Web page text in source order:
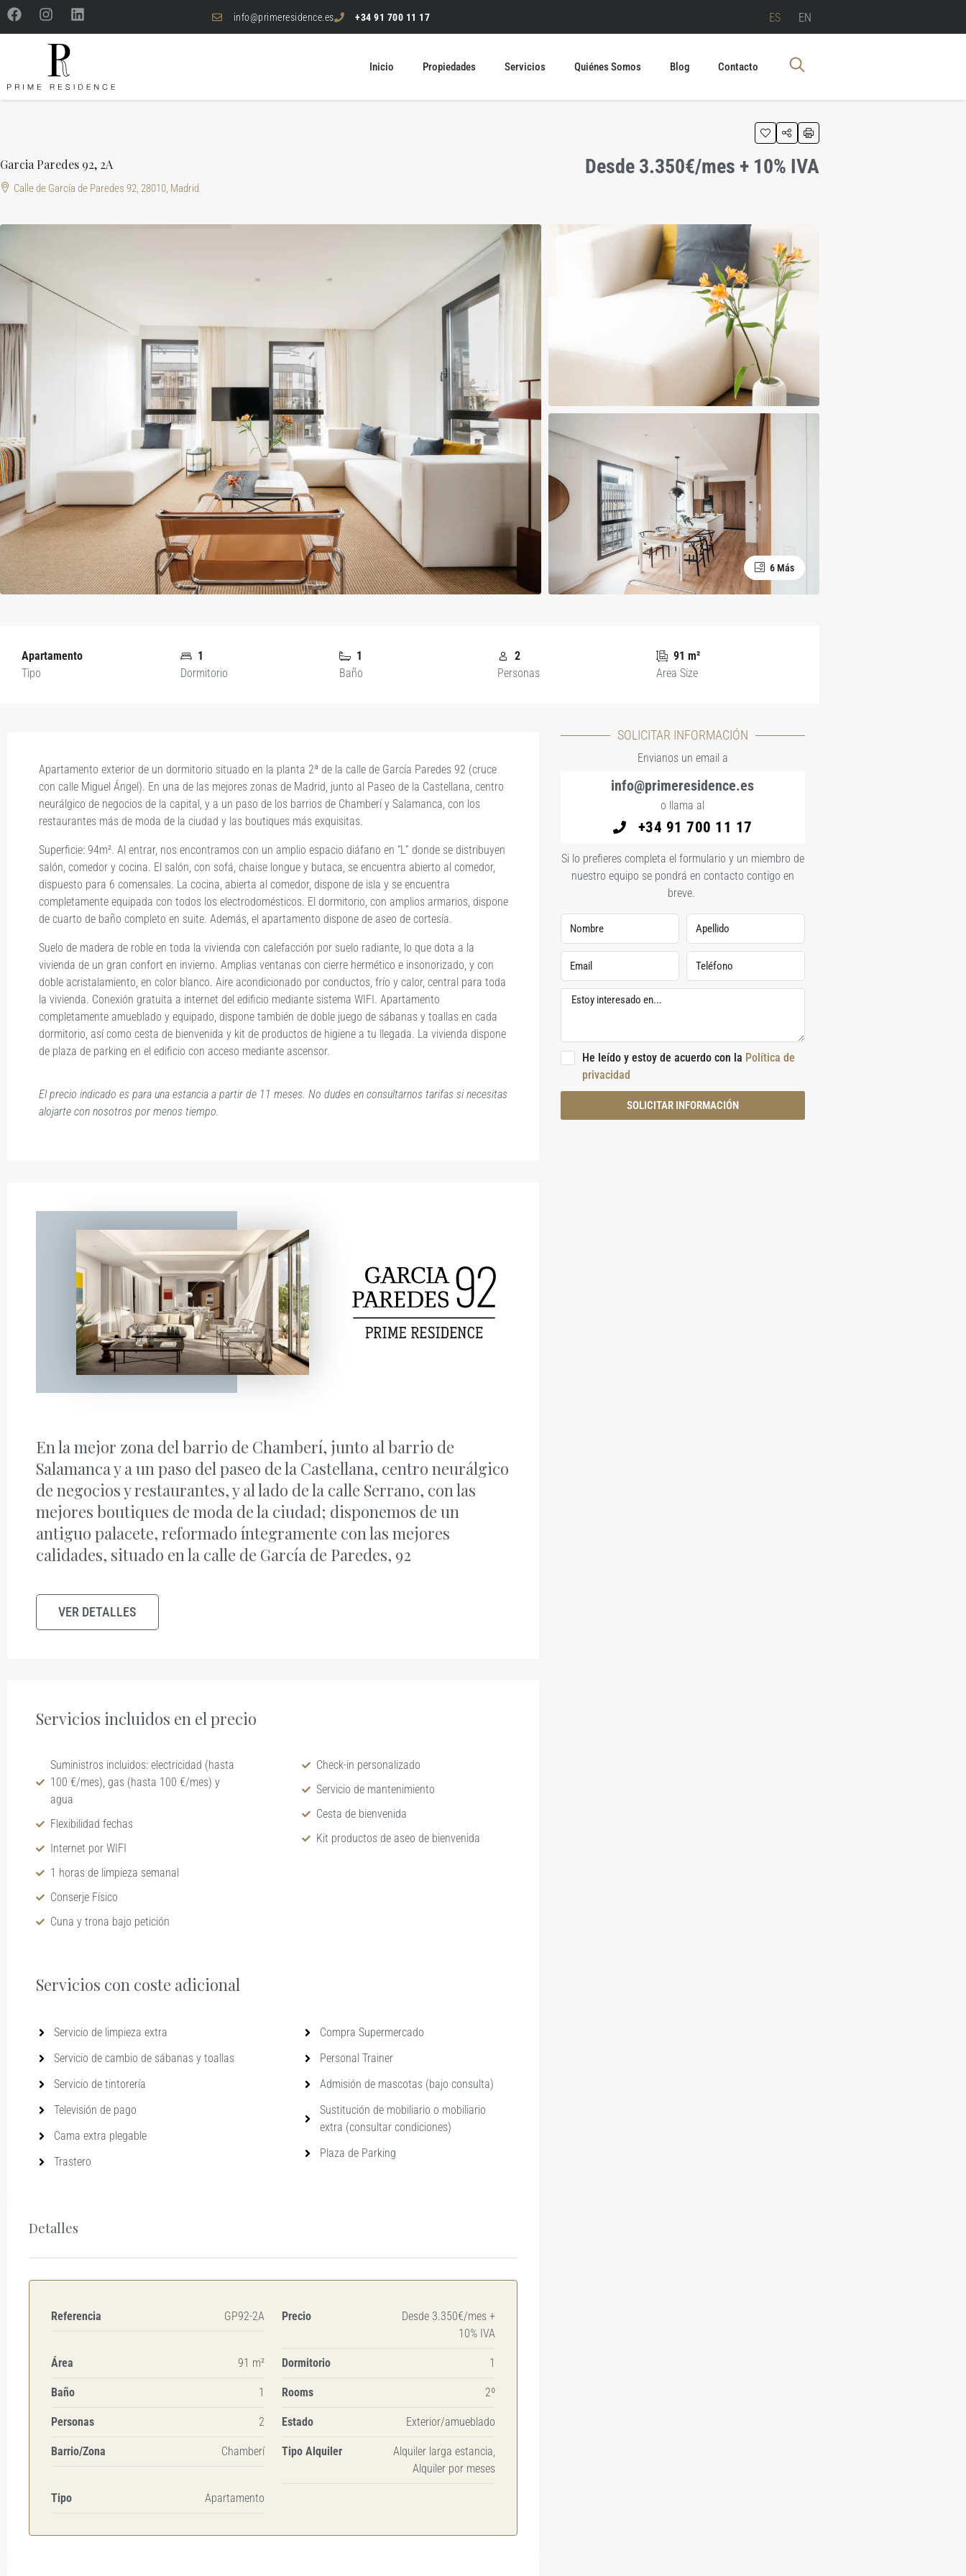
info@primeresidence.es +34 91 700 11 17 ES EN
Inicio Propiedades Servicios Quiénes Somos Blog Contacto
Garcia Paredes 92, 2A
Calle de García de Paredes 92, 28010, Madrid
Desde 3.350€/mes + 10% IVA
6 Más
Apartamento
Tipo
1
Dormitorio
1
Baño
2
Personas
91 m²
Area Size
Apartamento exterior de un dormitorio situado en la planta 2ª de la calle de García Paredes 92 (cruce
con calle Miguel Ángel). En una de las mejores zonas de Madrid, junto al Paseo de la Castellana, centro
neurálgico de negocios de la capital, y a un paso de los barrios de Chamberí y Salamanca, con los
restaurantes más de moda de la ciudad y las boutiques más exquisitas.
Superficie: 94m². Al entrar, nos encontramos con un amplio espacio diáfano en “L” donde se distribuyen
salón, comedor y cocina. El salón, con sofá, chaise longue y butaca, se encuentra abierto al comedor,
dispuesto para 6 comensales. La cocina, abierta al comedor, dispone de isla y se encuentra
completamente equipada con todos los electrodomésticos. El dormitorio, con amplios armarios, dispone
de cuarto de baño completo en suite. Además, el apartamento dispone de aseo de cortesía.
Suelo de madera de roble en toda la vivienda con calefacción por suelo radiante, lo que dota a la
vivienda de un gran confort en invierno. Amplias ventanas con cierre hermético e insonorizado, y con
doble acristalamiento, en color blanco. Aire acondicionado por conductos, frío y calor, central para toda
la vivienda. Conexión gratuita a internet del edificio mediante sistema WIFI. Apartamento
completamente amueblado y equipado, dispone también de doble juego de sábanas y toallas en cada
dormitorio, así como cesta de bienvenida y kit de productos de higiene a tu llegada. La vivienda dispone
de plaza de parking en el edificio con acceso mediante ascensor.
El precio indicado es para una estancia a partir de 11 meses. No dudes en consultarnos tarifas si necesitas
alojarte con nosotros por menos tiempo.
En la mejor zona del barrio de Chamberí, junto al barrio de
Salamanca y a un paso del paseo de la Castellana, centro neurálgico
de negocios y restaurantes, y al lado de la calle Serrano, con las
mejores boutiques de moda de la ciudad; disponemos de un
antiguo palacete, reformado íntegramente con las mejores
calidades, situado en la calle de García de Paredes, 92
VER DETALLES
Servicios incluidos en el precio
Suministros incluidos: electricidad (hasta
100 €/mes), gas (hasta 100 €/mes) y
agua
Flexibilidad fechas
Internet por WIFI
1 horas de limpieza semanal
Conserje Físico
Cuna y trona bajo petición
Check-in personalizado
Servicio de mantenimiento
Cesta de bienvenida
Kit productos de aseo de bienvenida
Servicios con coste adicional
Servicio de limpieza extra
Servicio de cambio de sábanas y toallas
Servicio de tintorería
Televisión de pago
Cama extra plegable
Trastero
Compra Supermercado
Personal Trainer
Admisión de mascotas (bajo consulta)
Sustitución de mobiliario o mobiliario
extra (consultar condiciones)
Plaza de Parking
Detalles
Referencia GP92-2A Precio
Desde 3.350€/mes +
10% IVA
Área 91 m² Dormitorio 1
Baño 1 Rooms 2º
Personas 2 Estado Exterior/amueblado
Barrio/Zona Chamberí Tipo Alquiler
Alquiler larga estancia,
Alquiler por meses
Tipo Apartamento
SOLICITAR INFORMACIÓN
Envianos un email a
info@primeresidence.es
o llama al
+34 91 700 11 17
Si lo prefieres completa el formulario y un miembro de
nuestro equipo se pondrá en contacto contigo en
breve.
He leído y estoy de acuerdo con la Política de
privacidad
SOLICITAR INFORMACIÓN